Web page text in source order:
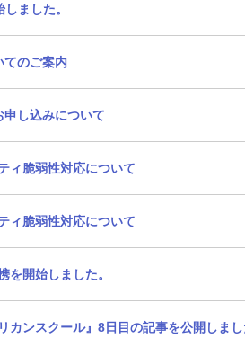
ました。
てのご案内
し込みについて
ィ脆弱性対応について
ィ脆弱性対応について
開始しました。
カンスクール』8日目の記事を公開しま